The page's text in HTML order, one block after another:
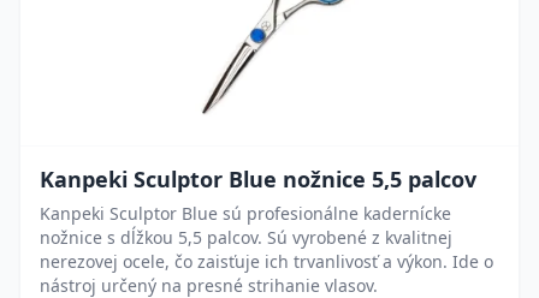
Kanpeki Sculptor Blue nožnice 5,5 palcov
Kanpeki Sculptor Blue sú profesionálne kadernícke
nožnice s dĺžkou 5,5 palcov. Sú vyrobené z kvalitnej
nerezovej ocele, čo zaisťuje ich trvanlivosť a výkon. Ide o
nástroj určený na presné strihanie vlasov.